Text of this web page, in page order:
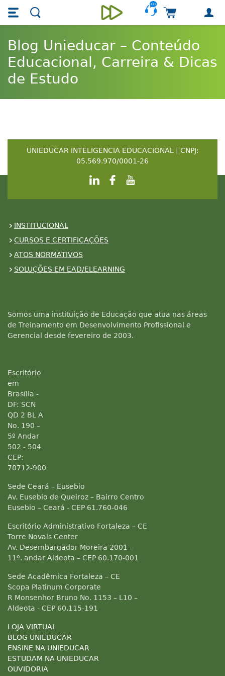
Skip main navigation
Skip to main content
Unieducar
Carrinho de
Blog Unieducar – Conteúdo
Educacional, Carreira & Dicas
de Estudo
UNIEDUCAR INTELIGENCIA EDUCACIONAL | CNPJ:
05.569.970/0001-26
INSTITUCIONAL
CURSOS E CERTIFICAÇÕES
ATOS NORMATIVOS
SOLUÇÕES EM EAD/ELEARNING
Somos uma instituição de Educação que atua nas áreas
de Treinamento em Desenvolvimento Profissional e
Gerencial desde fevereiro de 2003.
Escritório
em
Brasília -
DF: SCN
QD 2 BL A
No. 190 –
5º Andar
502 - 504
CEP:
70712-900
Sede Ceará – Eusebio
Av. Eusebio de Queiroz – Bairro Centro
Eusebio – Ceará - CEP 61.760-046
Escritório Administrativo Fortaleza – CE
Torre Novais Center
Av. Desembargador Moreira 2001 –
11º. andar Aldeota – CEP 60.170-001
Sede Acadêmica Fortaleza – CE
Scopa Platinum Corporate
R Monsenhor Bruno No. 1153 – L10 –
Aldeota - CEP 60.115-191
LOJA VIRTUAL
BLOG UNIEDUCAR
ENSINE NA UNIEDUCAR
ESTUDAM NA UNIEDUCAR
OUVIDORIA